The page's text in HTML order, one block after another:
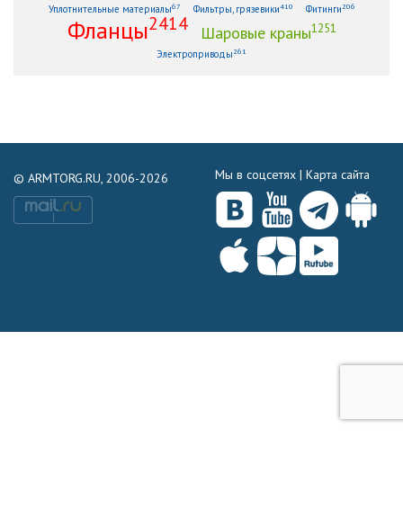
Уплотнительные материалы67 Фильтры, грязевики410 Фитинги 206
Фланцы2414 Шаровые краны1251
Электроприводы 261
© ARMTORG.RU, 2006-2026 Мы в соцсетях | Карта сайта